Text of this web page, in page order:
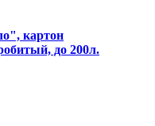
картон
до 200л.